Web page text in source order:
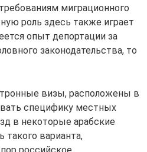
миграционного
роль здесь также играет
опыт депортации за
законодательства, то
визы, расположены в
специфику местных
в некоторые арабские
варианта,
российское